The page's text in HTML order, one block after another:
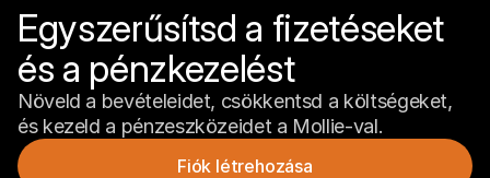
Egyszerűsítsd a fizetéseket
és a pénzkezelést
Növeld a bevételeidet, csökkentsd a költségeket,
és kezeld a pénzeszközeidet a Mollie-val.
Fiók létrehozása